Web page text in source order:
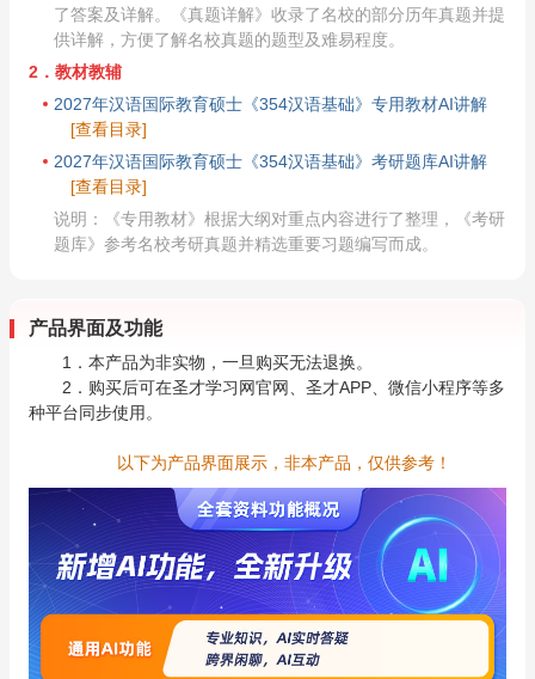
了答案及详解。《真题详解》收录了名校的部分历年真题并提
供详解，方便了解名校真题的题型及难易程度。
2．教材教辅
2027年汉语国际教育硕士《354汉语基础》专用教材AI讲解
[查看目录]
2027年汉语国际教育硕士《354汉语基础》考研题库AI讲解
[查看目录]
说明：《专用教材》根据大纲对重点内容进行了整理，《考研
题库》参考名校考研真题并精选重要习题编写而成。
产品界面及功能
1．本产品为非实物，一旦购买无法退换。
2．购买后可在圣才学习网官网、圣才APP、微信小程序等多
种平台同步使用。
以下为产品界面展示，非本产品，仅供参考！